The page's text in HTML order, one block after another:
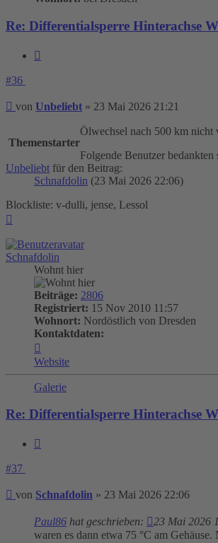
Re: Differentialsperre Hinterachse
#36
Beitrag
von Unbeliebt » 23 Mai 2026 21:21
Themenstarter
Ölwechsel nach 500 km nicht
Folgende Benutzer
Unbeliebt für den Beitrag:
Schnafdolin (23 Mai 2026 22:06)
Blockliste: v-dulli, jense, Lessol
Schnafdolin
Wohnt hier
Beiträge: 2806
Registriert: 15 Nov 2010 11:57
Wohnort: Nordöstlich von Dresden
Kontaktdaten:
von
Schnafdolin
Website
Galerie
Re: Differentialsperre Hinterachse
#37
Beitrag
von Schnafdolin » 23 Mai 2026 22:06
Paul86 hat geschrieben: 23 Mai 2026
waren es dann etwa 75 °C am Gehäuse.